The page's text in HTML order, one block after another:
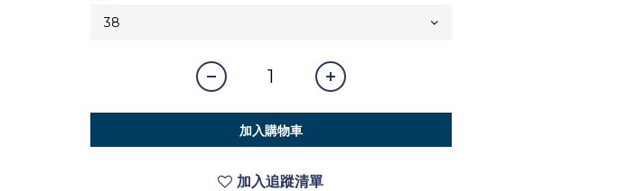
加入購物車
加入追蹤清單